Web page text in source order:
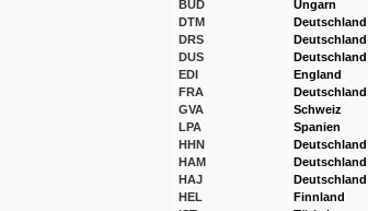
BUD
DTM
DRS
DUS
EDI
FRA
GVA
LPA
HHN
HAM
HAJ
HEL
Ungarn
Deutschland
Deutschland
Deutschland
England
Deutschland
Schweiz
Spanien
Deutschland
Deutschland
Deutschland
Finnland